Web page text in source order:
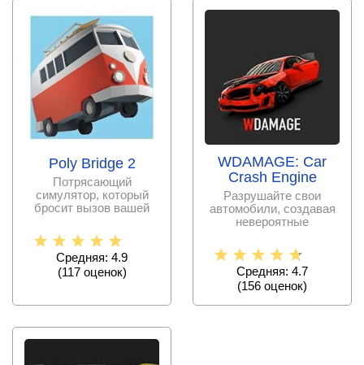
Poly Bridge 2
Потрясающий
симулятор, который
бросит вызов вашей
знаниям.
Средняя: 4.9
(117оценок)
WDAMAGE: Car
Crash Engine
Разрушайте свои
автомобили, создавая
невероятные
насладитесь
Средняя: 4.7
(156 оценок)